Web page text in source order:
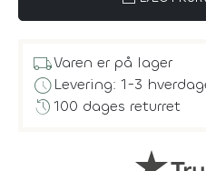
local_shippingVaren er på lager
scheduleLevering: 1-3
history100 dages returret